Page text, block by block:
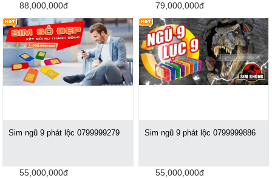
88,000,000đ 79,000,000đ
Sim ngũ 9 phát lộc 0799999279
55,000,000đ
Sim ngũ 9 phát lộc 0799999886
55,000,000đ